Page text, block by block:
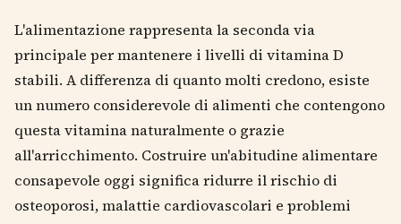
L'alimentazione rappresenta la seconda via
principale per mantenere i livelli di vitamina D
stabili. A differenza di quanto molti credono, esiste
un numero considerevole di alimenti che contengono
questa vitamina naturalmente o grazie
all'arricchimento. Costruire un'abitudine alimentare
consapevole oggi significa ridurre il rischio di
osteoporosi, malattie cardiovascolari e problemi